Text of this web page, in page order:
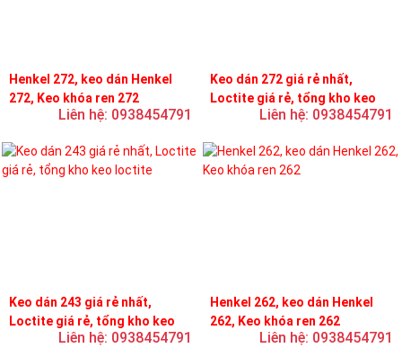
Henkel 272, keo dán Henkel
272, Keo khóa ren 272
Liên hệ: 0938454791
Keo dán 272 giá rẻ nhất,
Loctite giá rẻ, tổng kho keo
Liên hệ: 0938454791
Keo dán 243 giá rẻ nhất,
Loctite giá rẻ, tổng kho keo
Liên hệ: 0938454791
Henkel 262, keo dán Henkel
262, Keo khóa ren 262
Liên hệ: 0938454791